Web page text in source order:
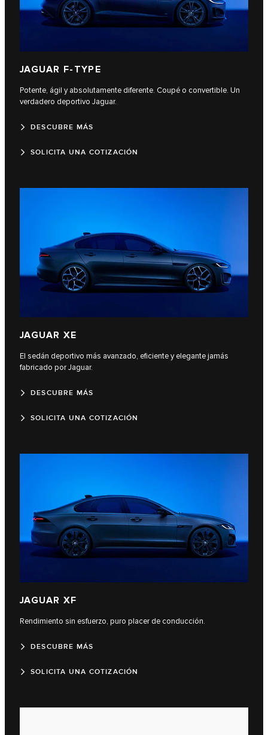
JAGUAR F‑TYPE
Potente, ágil y absolutamente diferente. Coupé o convertible. Un
verdadero deportivo Jaguar.
DESCUBRE MÁS
SOLICITA UNA COTIZACIÓN
JAGUAR XE
El sedán deportivo más avanzado, eficiente y elegante jamás
fabricado por Jaguar.
DESCUBRE MÁS
SOLICITA UNA COTIZACIÓN
JAGUAR XF
Rendimiento sin esfuerzo, puro placer de conducción.
DESCUBRE MÁS
SOLICITA UNA COTIZACIÓN